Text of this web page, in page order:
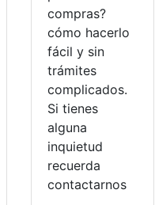
compras?
cómo hacerlo
fácil y sin
trámites
complicados.
Si tienes
alguna
inquietud
recuerda
contactarnos